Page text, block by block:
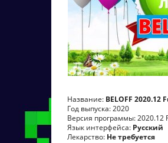
Название: BELOFF
Год выпуска: 2020
Версия программы:
Язык интерфейса: Русский
Лекарство: Не требуется